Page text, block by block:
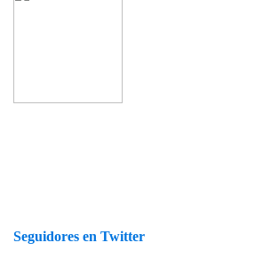
Seguidores en Twitter